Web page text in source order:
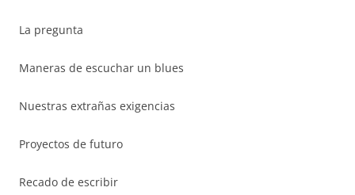
La pregunta
Maneras de escuchar un blues
Nuestras extrañas exigencias
Proyectos de futuro
Recado de escribir